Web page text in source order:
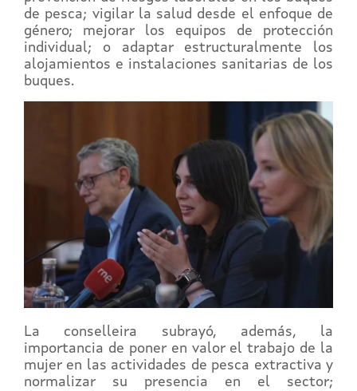
de pesca; vigilar la salud desde el enfoque de
género; mejorar los equipos de protección
individual; o adaptar estructuralmente los
alojamientos e instalaciones sanitarias de los
buques.
La conselleira subrayó, además, la
importancia de poner en valor el trabajo de la
mujer en las actividades de pesca extractiva y
normalizar su presencia en el sector;